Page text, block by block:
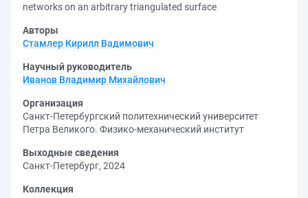
networks on an arbitrary triangulated surface
Авторы
Стамлер Кирилл Вадимович
Научный руководитель
Иванов Владимир Михайлович
Организация
Санкт-Петербургский политехнический университет
Петра Великого. Физико-механический институт
Выходные сведения
Санкт-Петербург, 2024
Коллекция